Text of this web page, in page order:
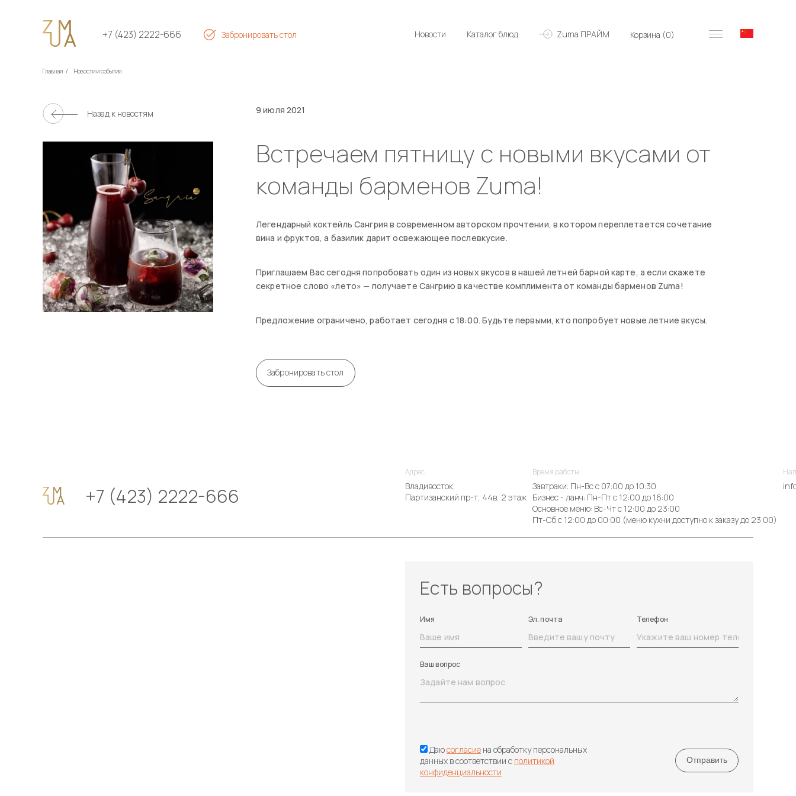
+7 (423) 2222-666 Забронировать стол Zuma ПРАЙМ
Каталог блюд
Новости Корзина (0)
Главная / Новости и события
Назад к новостям 9 июля 2021
Встречаем пятницу с новыми вкусами от
команды барменов Zuma!
Легендарный коктейль Сангрия в современном авторском прочтении, в котором переплетается сочетание
вина и фруктов, а базилик дарит освежающее послевкусие. ⠀
Приглашаем Вас сегодня попробовать один из новых вкусов в нашей летней барной карте, а если скажете
секретное слово «лето» — получаете Сангрию в качестве комплимента от команды барменов Zuma!
Предложение ограничено, работает сегодня с 18:00. Будьте первыми, кто попробует новые летние вкусы.
Забронировать стол
+7 (423) 2222-666
Адрес
Владивосток,
Партизанский пр-т, 44в, 2 этаж
Время работы
Завтраки: Пн-Вс с 07:00 до 10:30
Бизнес - ланч: Пн-Пт с 12:00 до 16:00
Основное меню: Вс-Чт с 12:00 до 23:00
Пт-Сб с 12:00 до 00:00 (меню кухни доступно к заказу до 23:00)
Есть вопросы?
Имя Эл. почта Телефон
Ваш вопрос
Даюсогласие на обработку персональных
данных в соответствии с политикой
конфиденциальности